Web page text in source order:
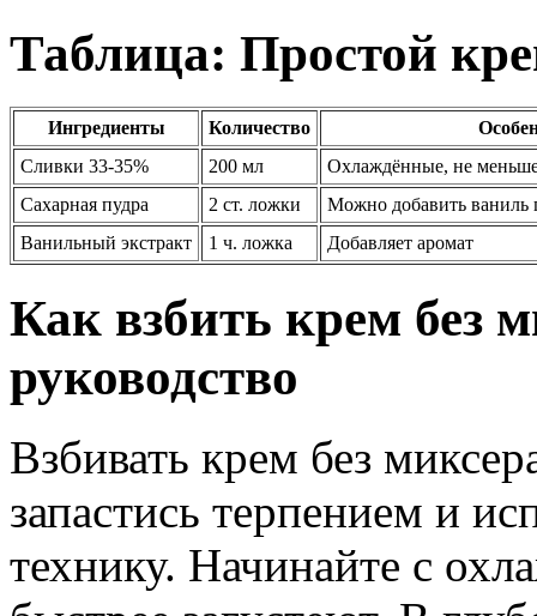
Таблица: Простой
Ингредиенты Количество
Сливки 33-35%
200 мл
Охлаждённые, не
Сахарная пудра
2 ст. ложки
Можно добавить
Ванильный экстракт
1 ч. ложка Добавляет аромат
Как взбить крем без
руководство
Взбивать крем без
запастись терпением и
технику. Начинайте с